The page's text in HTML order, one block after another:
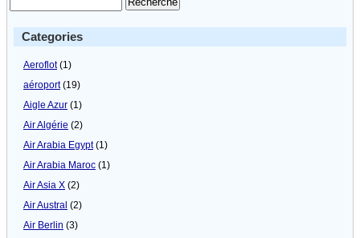
Categories
Aeroflot(1)
aéroport(19)
Aigle Azur (1)
Air Algérie (2)
Air Arabia Egypt(1)
Air Arabia Maroc (1)
Air Asia X (2)
Air Austral (2)
Air Berlin (3)